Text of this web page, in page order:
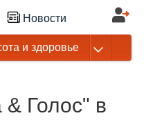
Новости
и здоровье
Голос" в